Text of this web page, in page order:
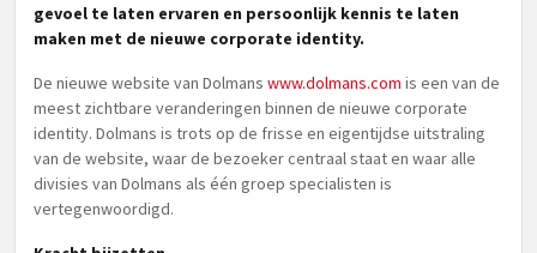
gevoel te laten ervaren en persoonlijk kennis te laten
maken met de nieuwe corporate identity.
De nieuwe website van Dolmans www.dolmans.com is een van de
meest zichtbare veranderingen binnen de nieuwe corporate
identity. Dolmans is trots op de frisse en eigentijdse uitstraling
van de website, waar de bezoeker centraal staat en waar alle
divisies van Dolmans als één groep specialisten is
vertegenwoordigd.